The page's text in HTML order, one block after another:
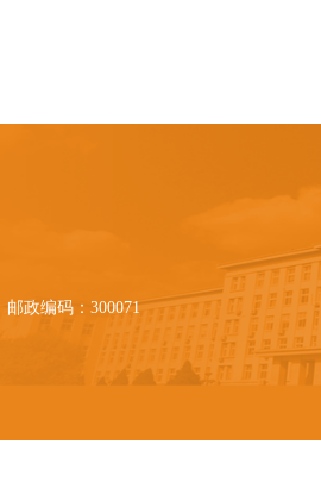
邮政编码：300071